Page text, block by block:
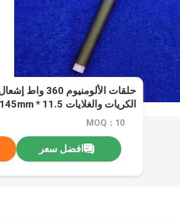
حلقات
الكريات والغلايات 11.5 * 145mm
MOQ：10
افضل سعر